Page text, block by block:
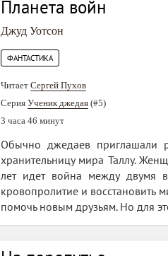
Планета войн
Джуд Уотсон
ФАНТАСТИКА
Читает Сергей Пухов
Серия Ученик джедая (#5)
3 часа 46 минут
Обычно джедаев приглашали
хранительницу мира Таллу.
лет идет война между двумя
кровопролитие и восстановить
помочь новым друзьям. Но для